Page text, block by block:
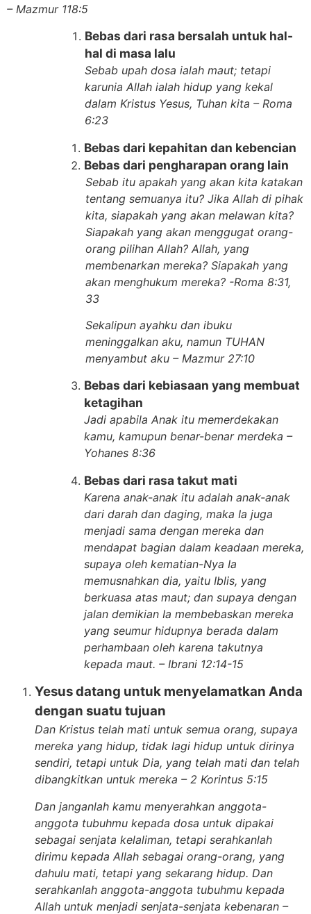
– Mazmur 118:5
Bebas dari rasa bersalah untuk hal-
hal di masa lalu
Sebab upah dosa ialah maut; tetapi
karunia Allah ialah hidup yang kekal
dalam Kristus Yesus, Tuhan kita – Roma
6:23
Bebas dari kepahitan dan kebencian
Bebas dari pengharapan orang lain
Sebab itu apakah yang akan kita katakan
tentang semuanya itu? Jika Allah di pihak
kita, siapakah yang akan melawan kita?
Siapakah yang akan menggugat orang-
orang pilihan Allah? Allah, yang
membenarkan mereka? Siapakah yang
akan menghukum mereka? -Roma 8:31,
33
Sekalipun ayahku dan ibuku
meninggalkan aku, namun TUHAN
menyambut aku – Mazmur 27:10
Bebas dari kebiasaan yang membuat
ketagihan
Jadi apabila Anak itu memerdekakan
kamu, kamupun benar-benar merdeka –
Yohanes 8:36
Bebas dari rasa takut mati
Karena anak-anak itu adalah anak-anak
dari darah dan daging, maka Ia juga
menjadi sama dengan mereka dan
mendapat bagian dalam keadaan mereka,
supaya oleh kematian-Nya Ia
memusnahkan dia, yaitu Iblis, yang
berkuasa atas maut; dan supaya dengan
jalan demikian Ia membebaskan mereka
yang seumur hidupnya berada dalam
perhambaan oleh karena takutnya
kepada maut. – Ibrani 12:14-15
Yesus datang untuk menyelamatkan Anda
dengan suatu tujuan
Dan Kristus telah mati untuk semua orang, supaya
mereka yang hidup, tidak lagi hidup untuk dirinya
sendiri, tetapi untuk Dia, yang telah mati dan telah
dibangkitkan untuk mereka – 2 Korintus 5:15
Dan janganlah kamu menyerahkan anggota-
anggota tubuhmu kepada dosa untuk dipakai
sebagai senjata kelaliman, tetapi serahkanlah
dirimu kepada Allah sebagai orang-orang, yang
dahulu mati, tetapi yang sekarang hidup. Dan
serahkanlah anggota-anggota tubuhmu kepada
Allah untuk menjadi senjata-senjata kebenaran –